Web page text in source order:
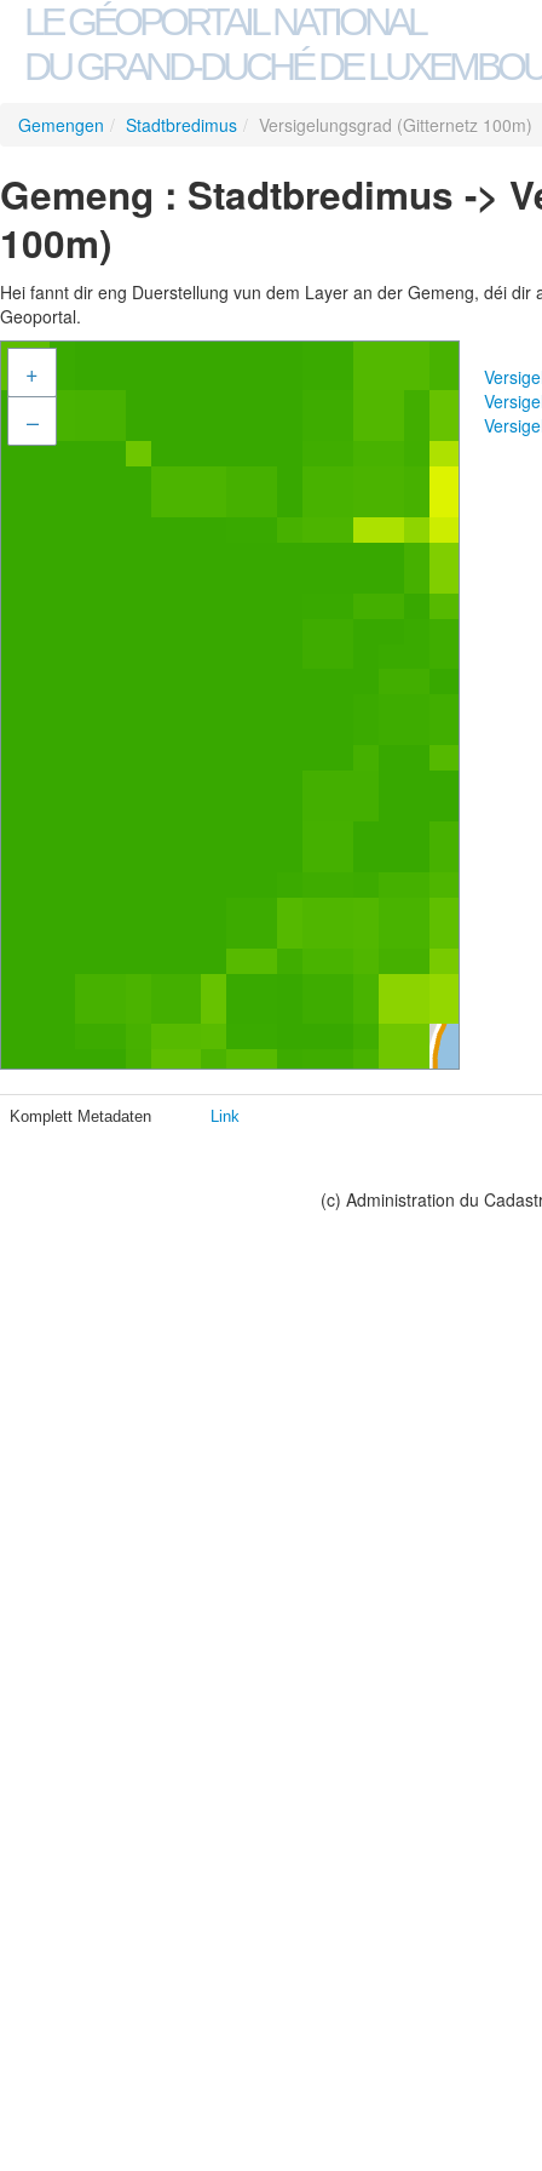
LE GÉOPORTAIL NATIONAL
DU GRAND-DUCHÉ DE
Gemengen / Stadtbredimus / Versigelungsgrad (Gitternetz 100m)
Gemeng : Stadtbredimus ->
100m)
Hei fannt dir eng Duerstellung vun dem Layer an der Gemeng, déi
Geoportal.
+
–
Komplett Metadaten Link
(c) Administration du